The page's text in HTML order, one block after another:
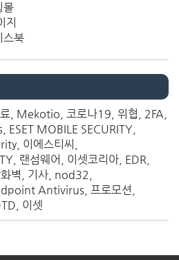
몰
지
스북
Mekotio 코로나19 위협
2FA
ESET MOBILE SECURITY
이에스티씨
랜섬웨어 이셋코리아 EDR
벽 기사 nod32
Antivirus 프로모션
이셋